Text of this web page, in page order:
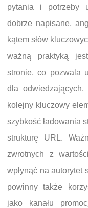
pytania i potrzeby
dobrze napisane,
kątem słów
ważną praktyką
stronie, co pozwala
dla
kolejny kluczowy
szybkość ładowania
strukturę URL.
zwrotnych z
wpłynąć na autorytet
powinny także
jako kanału